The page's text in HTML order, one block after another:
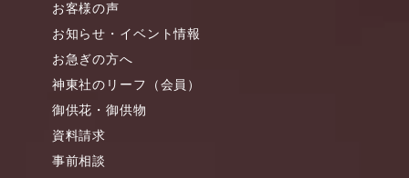
お客様の声
お知らせ・イベント情報
お急ぎの方へ
神東社のリーフ（会員）
御供花・御供物
資料請求
事前相談